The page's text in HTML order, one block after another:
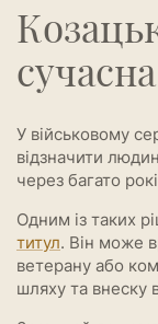
У військовому
відзначити
через багато
Одним із таких
титул. Він може
ветерану або
шляху та внеску